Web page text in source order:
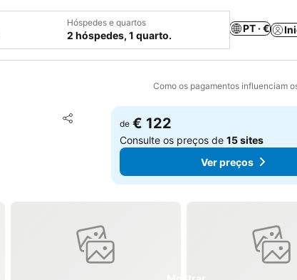
Hóspedes e quartos
2 hóspedes, 1 quarto.
PT · €
Como os pagamentos influenciam
Partilhar
Adicionar aos favoritos
de € 122
Consulte os preços de15 sites
Ver preços